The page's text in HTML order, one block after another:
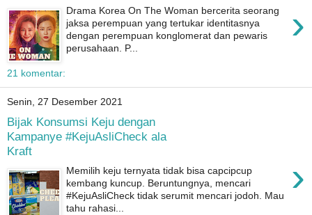
›
Drama Korea On The Woman bercerita seorang
jaksa perempuan yang tertukar identitasnya
dengan perempuan konglomerat dan pewaris
perusahaan. P...
21 komentar:
Senin, 27 Desember 2021
Bijak Konsumsi Keju dengan
Kampanye #KejuAsliCheck ala
Kraft
›
Memilih keju ternyata tidak bisa capcipcup
kembang kuncup. Beruntungnya, mencari
#KejuAsliCheck tidak serumit mencari jodoh. Mau
tahu rahasi...